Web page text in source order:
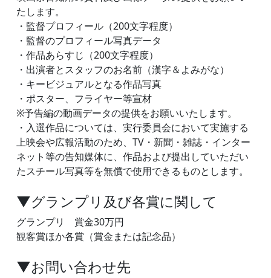
たします。
・監督プロフィール（200文字程度）
・監督のプロフィール写真データ
・作品あらすじ（200文字程度）
・出演者とスタッフのお名前（漢字＆よみがな）
・キービジュアルとなる作品写真
・ポスター、フライヤー等宣材
※予告編の動画データの提供をお願いいたします。
・入選作品については、実行委員会において実施する
上映会や広報活動のため、TV・新聞・雑誌・インター
ネット等の告知媒体に、作品および提出していただい
たスチール写真等を無償で使用できるものとします。
▼グランプリ及び各賞に関して
グランプリ 賞金30万円
観客賞ほか各賞（賞金または記念品）
▼お問い合わせ先